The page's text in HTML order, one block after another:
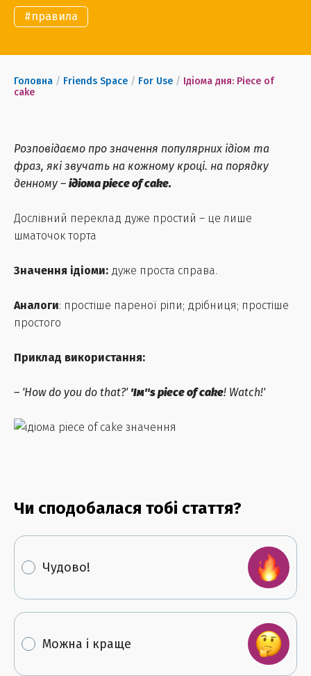
#правила
Головна / Friends Space / For Use / Ідіома дня: Piece of
cake
Розповідаємо про значення популярних ідіом та
фраз, які звучать на кожному кроці. на порядку
денному – ідіома piece of cake.
Дослівний переклад дуже простий – це лише
шматочок торта
Значення ідіоми: дуже проста справа.
Аналоги: простіше пареної ріпи; дрібниця; простіше
простого
Приклад використання:
– 'How do you do that?' 'Ім''s piece of cake! Watch!'
Чи сподобалася тобі стаття?
Чудово!
Можна і краще